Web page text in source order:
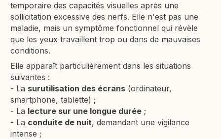
temporaire des capacités visuelles après une
sollicitation excessive des nerfs. Elle n'est pas une
maladie, mais un symptôme fonctionnel qui révèle
que les yeux travaillent trop ou dans de mauvaises
conditions.
Elle apparaît particulièrement dans les situations
suivantes :
- La surutilisation des écrans (ordinateur,
smartphone, tablette) ;
- La lecture sur une longue durée ;
- La conduite de nuit, demandant une vigilance
intense ;